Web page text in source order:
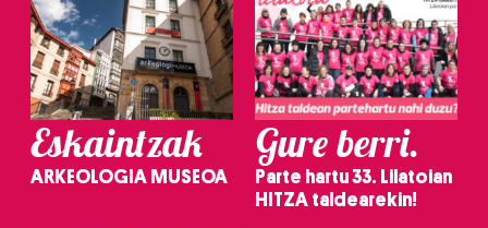
Eskaintzak
ARKEOLOGIA MUSEOA
Gure berri.
Parte hartu 33. Lilatoian
HITZA taldearekin!